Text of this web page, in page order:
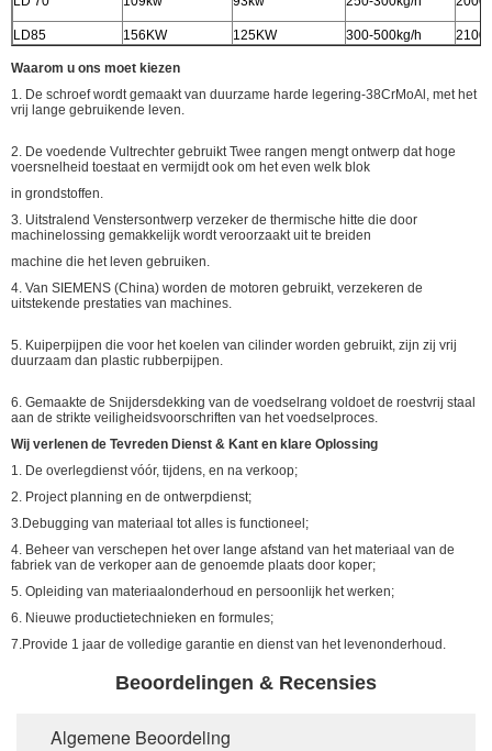
LD85 156KW 125KW 300-500kg/h
Waarom u ons moet kiezen
1. De schroef wordt gemaakt van duurzame harde legering-38CrMoAl, met het
vrij lange gebruikende leven.
2. De voedende Vultrechter gebruikt Twee rangen mengt ontwerp dat hoge
voersnelheid toestaat en vermijdt ook om het even welk blok
in grondstoffen.
3. Uitstralend Venstersontwerp verzeker de thermische hitte die door
machinelossing gemakkelijk wordt veroorzaakt uit te breiden
machine die het leven gebruiken.
4. Van SIEMENS (China) worden de motoren gebruikt, verzekeren de
uitstekende prestaties van machines.
5. Kuiperpijpen die voor het koelen van cilinder worden gebruikt, zijn zij vrij
duurzaam dan plastic rubberpijpen.
6. Gemaakte de Snijdersdekking van de voedselrang voldoet de roestvrij staal
aan de strikte veiligheidsvoorschriften van het voedselproces.
Wij verlenen de Tevreden Dienst & Kant en klare Oplossing
1. De overlegdienst vóór, tijdens, en na verkoop;
2. Project planning en de ontwerpdienst;
3.Debugging van materiaal tot alles is functioneel;
4. Beheer van verschepen het over lange afstand van het materiaal van de
fabriek van de verkoper aan de genoemde plaats door koper;
5. Opleiding van materiaalonderhoud en persoonlijk het werken;
6. Nieuwe productietechnieken en formules;
7.Provide 1 jaar de volledige garantie en dienst van het levenonderhoud.
Beoordelingen & Recensies
Algemene Beoordeling